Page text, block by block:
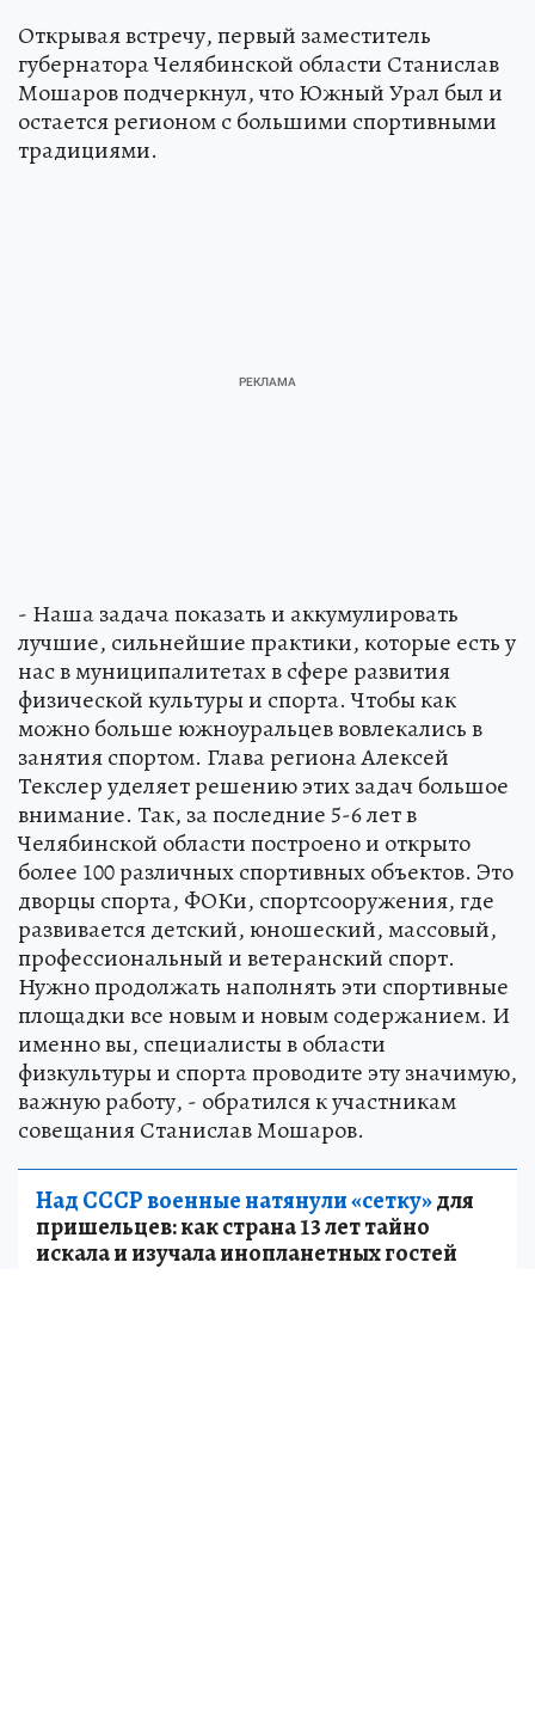
Открывая встречу, первый заместитель
губернатора Челябинской области Станислав
Мошаров подчеркнул, что Южный Урал был и
остается регионом с большими спортивными
традициями.
- Наша задача показать и аккумулировать
лучшие, сильнейшие практики, которые есть у
нас в муниципалитетах в сфере развития
физической культуры и спорта. Чтобы как
можно больше южноуральцев вовлекались в
занятия спортом. Глава региона Алексей
Текслер уделяет решению этих задач большое
внимание. Так, за последние 5-6 лет в
Челябинской области построено и открыто
более 100 различных спортивных объектов. Это
дворцы спорта, ФОКи, спортсооружения, где
развивается детский, юношеский, массовый,
профессиональный и ветеранский спорт.
Нужно продолжать наполнять эти спортивные
площадки все новым и новым содержанием. И
именно вы, специалисты в области
физкультуры и спорта проводите эту значимую,
важную работу, - обратился к участникам
совещания Станислав Мошаров.
Над СССР военные натянули «сетку»для
пришельцев: как страна 13 лет тайно
искала и изучала инопланетных гостей